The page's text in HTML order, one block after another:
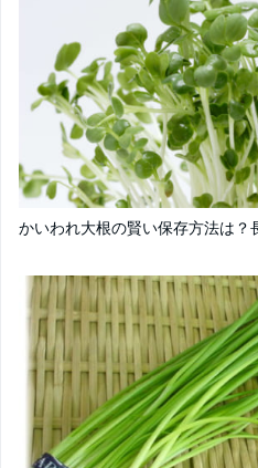
かいわれ大根の賢い保存方法は？